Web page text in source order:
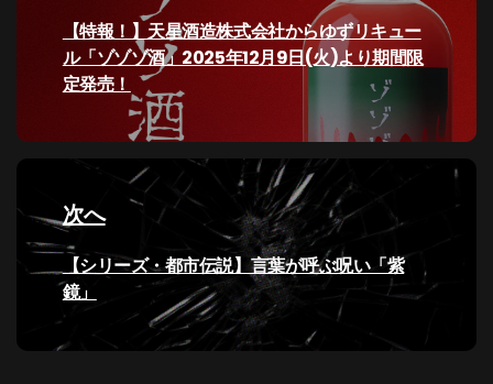
ゲ
シ
ョ
過
去
の
稿:
【特報！】天星酒造株式会社からゆずリキュー
ル「ゾゾゾ酒」2025年12月9日(火)より期間限
定発売！
次へ
次
の
投
稿:
【シリーズ・都市伝説】言葉が呼ぶ呪い「紫
鏡」